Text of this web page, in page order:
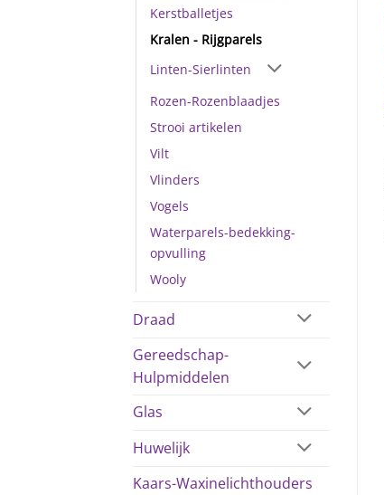
Kerstballetjes
Kralen - Rijgparels
Linten-Sierlinten
Rozen-Rozenblaadjes
Strooi artikelen
Vilt
Vlinders
Vogels
Waterparels-bedekking-
opvulling
Wooly
Draad
Gereedschap-
Hulpmiddelen
Glas
Huwelijk
Kaars-Waxinelichthouders